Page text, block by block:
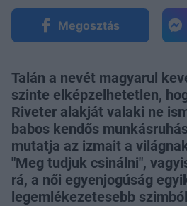
Megosztás
Talán a nevét magyarul
szinte elképzelhetetlen,
Riveter alakját valaki ne
babos kendős
mutatja az izmait a
"Meg tudjuk csinálni",
rá, a női egyenjogúság
legemlékezetesebb